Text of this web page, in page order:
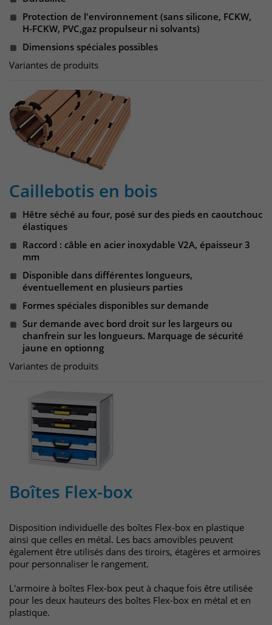
Protection de l'environnement (sans silicone, FCKW,
H-FCKW, PVC,gaz propulseur ni solvants)
Dimensions spéciales possibles
Variantes de produits
Caillebotis en bois
Hêtre séché au four, posé sur des pieds en caoutchouc
élastiques
Raccord : câble en acier inoxydable V2A, épaisseur 3
mm
Disponible dans différentes longueurs,
éventuellement en plusieurs parties
Formes spéciales disponibles sur demande
Sur demande avec bord droit sur les largeurs ou
chanfrein sur les longueurs. Marquage de sécurité
jaune en optionng
Variantes de produits
Boîtes Flex-box
Disposition individuelle des boîtes Flex-box en plastique
ainsi que celles en métal. Les bacs amovibles peuvent
également être utilisés dans des tiroirs, étagères et armoires
pour personnaliser le rangement.
L'armoire à boîtes Flex-box peut à chaque fois être utilisée
pour les deux hauteurs des boîtes Flex-box en métal et en
plastique.